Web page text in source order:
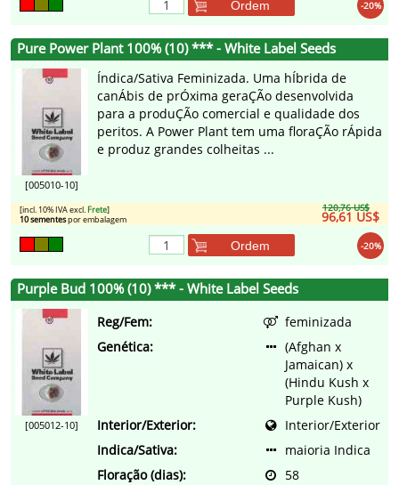
-20%
Ordem
Pure Power Plant 100% (10) *** - White Label Seeds
[005010-10]
Índica/Sativa Feminizada. Uma hÍbrida de
canÁbis de prÓxima geraÇÃo desenvolvida
para a produÇÃo comercial e qualidade dos
peritos. A Power Plant tem uma floraÇÃo rÁpida
e produz grandes colheitas ...
120,76 US$
96,61 US$
[incl. 10% IVA excl. Frete]
10 sementespor embalagem
-20%
Ordem
Purple Bud 100% (10) *** - White Label Seeds
[005012-10]
Reg/Fem:
feminizada
Genética:
(Afghan x
Jamaican) x
(Hindu Kush x
Purple Kush)
Interior/Exterior:
Interior/Exterior
Indica/Sativa:
maioria Indica
Floração (dias):
58